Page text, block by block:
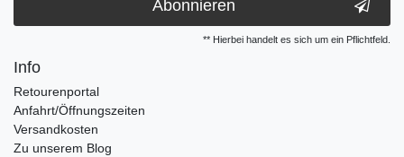
Abonnieren
** Hierbei handelt es sich um ein Pflichtfeld.
Info
Retourenportal
Anfahrt/Öffnungszeiten
Versandkosten
Zu unserem Blog